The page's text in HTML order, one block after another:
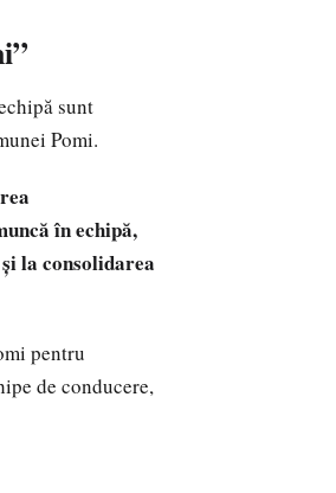
sunt
Pomi.
în echipă,
la consolidarea
pentru
de conducere,